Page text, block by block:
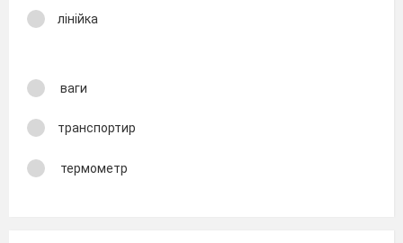
лінійка
ваги
транспортир
термометр